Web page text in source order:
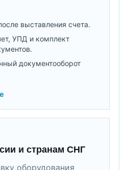
выставления счета.
УПД и комплект
документооборот
и странам СНГ
оборудования